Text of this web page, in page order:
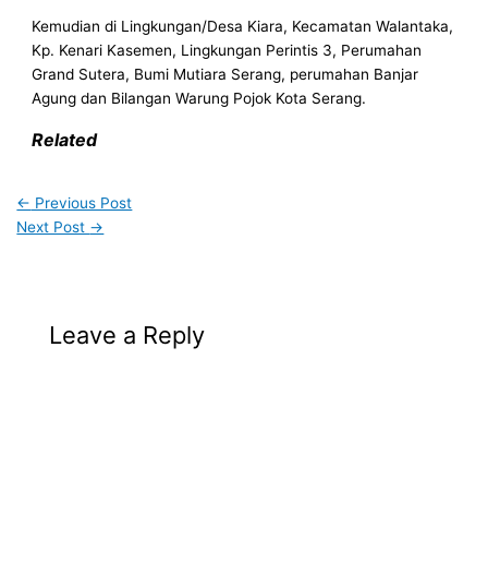
Kemudian di Lingkungan/Desa Kiara, Kecamatan Walantaka,
Kp. Kenari Kasemen, Lingkungan Perintis 3, Perumahan
Grand Sutera, Bumi Mutiara Serang, perumahan Banjar
Agung dan Bilangan Warung Pojok Kota Serang.
Related
← Previous Post
Next Post →
Leave a Reply